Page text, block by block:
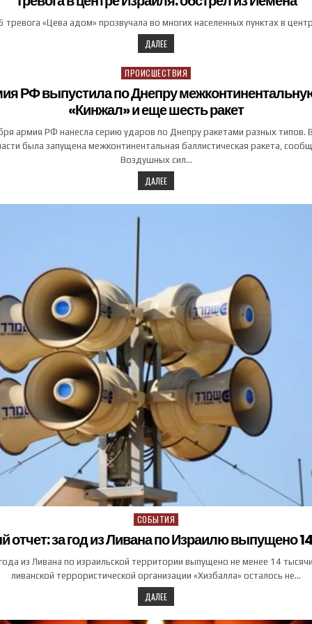
«Цева адом» прозвучала во многих населенных пунктах в
ДАЛЕЕ
Posted in
ПРОИСШЕСТВИЯ
РФ выпустила по Днепру
«Кинжал» и еще шесть ракет
армия РФ нанесла серию ударов по Днепру ракетами разных типов. В
была запущена межконтинентальная баллистическая ракета,
Воздушных сил…
ДАЛЕЕ
Posted in
СОБЫТИЯ
за год из Ливана по Израилю выпущено
из Ливана по израильской территории выпущено не менее 14
ливанской террористической организации «Хизбалла» осталось не…
ДАЛЕЕ